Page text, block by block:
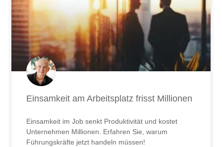
Einsamkeit am Arbeitsplatz frisst Millionen
Einsamkeit im Job senkt Produktivität und kostet
Unternehmen Millionen. Erfahren Sie, warum
Führungskräfte jetzt handeln müssen!